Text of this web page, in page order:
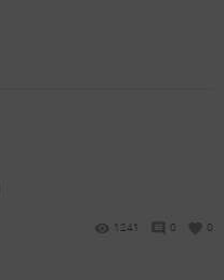
1241 0 0